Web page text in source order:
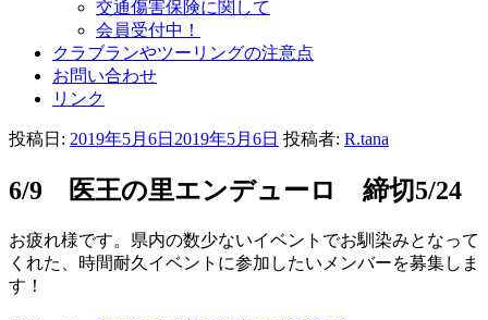
交通傷害保険に関して
会員受付中！
クラブランやツーリングの注意点
お問い合わせ
リンク
投稿日: 2019年5月6日 2019年5月6日 投稿者: R.tana
6/9 医王の里エンデューロ 締切5/24
お疲れ様です。県内の数少ないイベントでお馴染みとなって
くれた、時間耐久イベントに参加したいメンバーを募集しま
す！